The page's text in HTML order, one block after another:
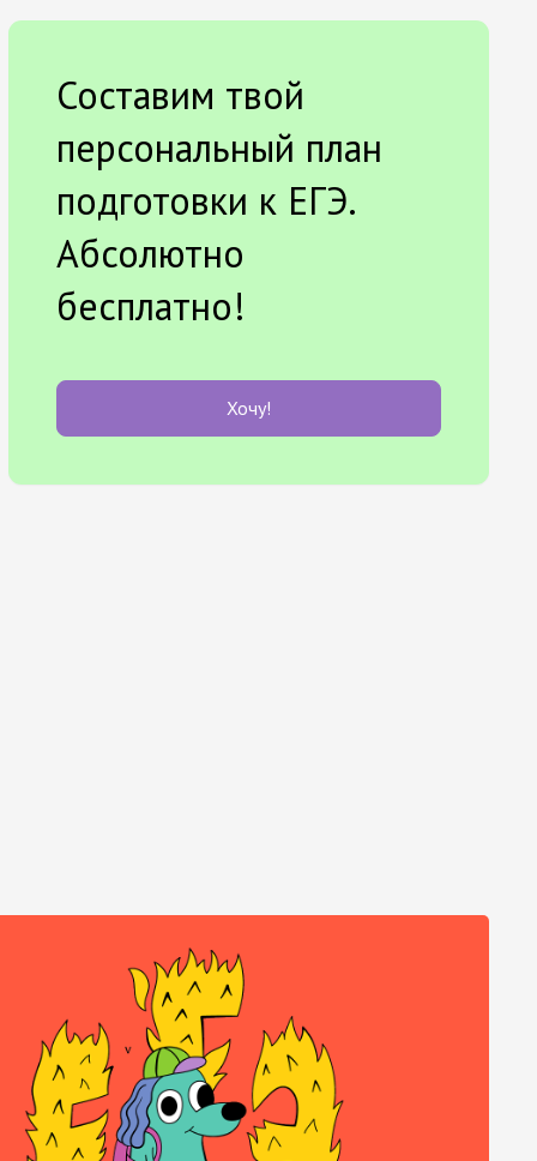
Составим твой
персональный план
подготовки к ЕГЭ.
Абсолютно
бесплатно!
Хочу!